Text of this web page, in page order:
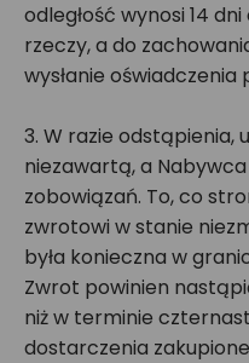
odległość wynosi 14
rzeczy, a do
wysłanie oświadczenia
3. W razie odstąpienia,
niezawartą, a
zobowiązań. To, co
zwrotowi w stanie
była konieczna w
Zwrot powinien
niż w terminie
dostarczenia